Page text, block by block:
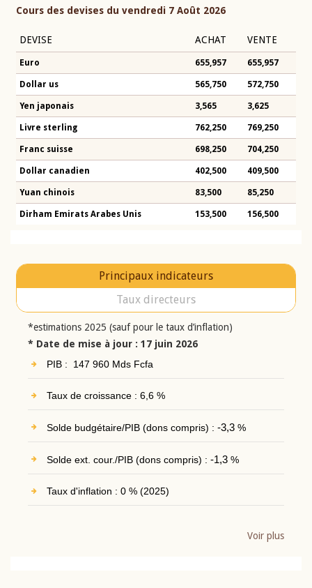
Cours des devises du vendredi 7 Août 2026
DEVISE ACHAT VENTE
Euro 655,957 655,957
Dollar us 565,750 572,750
Yen japonais 3,565 3,625
Livre sterling 762,250 769,250
Franc suisse 698,250 704,250
Dollar canadien 402,500 409,500
Yuan chinois 83,500 85,250
Dirham Emirats Arabes Unis 153,500 156,500
Principaux indicateurs
Taux directeurs
*estimations 2025 (sauf pour le taux d’inflation)
* Date de mise à jour : 17 juin 2026
PIB : 147 960 Mds Fcfa
Taux de croissance : 6,6 %
Solde budgétaire/PIB (dons compris) : -3,3%
Solde ext. cour./PIB (dons compris) : -1,3%
Taux d'inflation : 0 % (2025)
Voir plus